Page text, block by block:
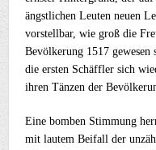
ängstlichen Leuten neuen
vorstellbar, wie groß die
Bevölkerung 1517 gewesen
die ersten Schäffler sich
ihren Tänzen der
Eine bomben Stimmung
mit lautem Beifall der